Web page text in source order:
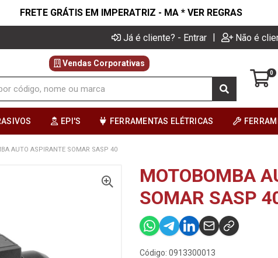
FRETE GRÁTIS EM IMPERATRIZ - MA * VER REGRAS
Já é cliente? - Entrar | Não é
Vendas Corporativas
0
EPI'S FERRAMENTAS ELÉTRICAS
AUTO ASPIRANTE SOMAR SASP 40
MOTOBOMBA
SOMAR SASP
Código: 0913300013